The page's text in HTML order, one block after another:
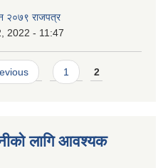
२०७९ राजपत्र
2022 - 11:47
1 2
लागि आवश्यक